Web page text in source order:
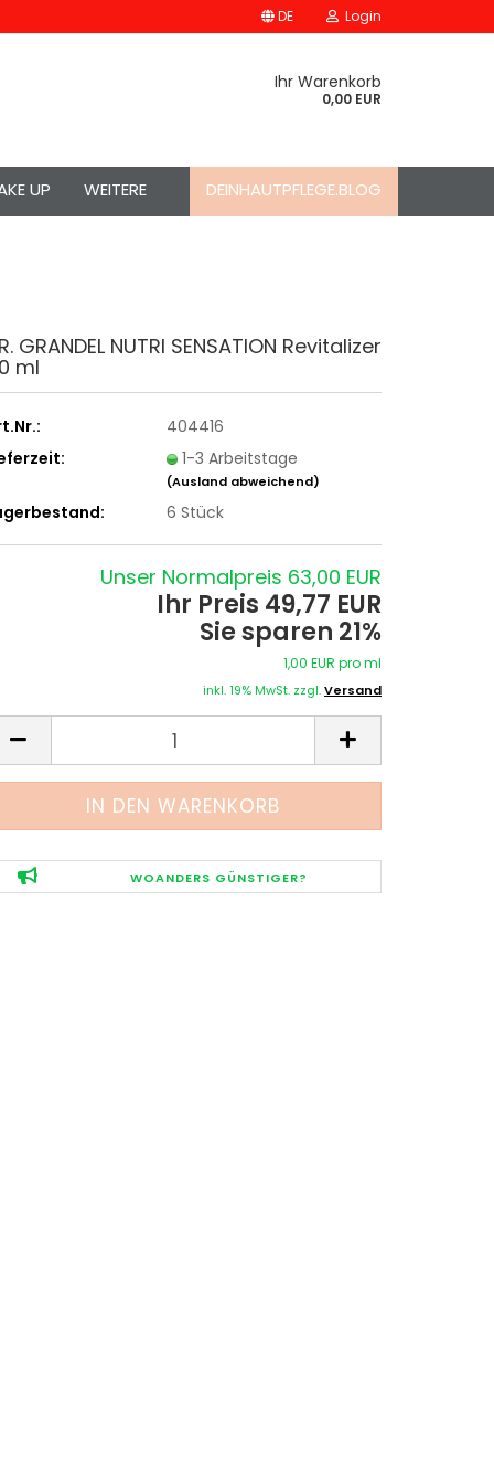
DE Login
Ihr Warenkorb
0,00 EUR
UP DEINHAUTPFLEGE.BLOG
WEITERE
GRANDEL NUTRI SENSATION Revitalizer
ml
404416
1-3 Arbeitstage
(Ausland abweichend)
6 Stück
Unser Normalpreis 63,00 EUR
Ihr Preis 49,77 EUR
Sie sparen 21%
1,00 EUR pro ml
inkl. 19% MwSt. zzgl.Versand
WOANDERS GÜNSTIGER?